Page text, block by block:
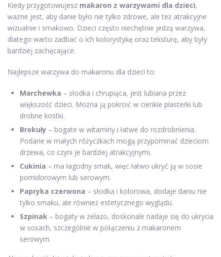
Kiedy przygotowujesz makaron z warzywami dla dzieci,
ważne jest, aby danie było nie tylko zdrowe, ale też atrakcyjne
wizualnie i smakowo. Dzieci często niechętnie jedzą warzywa,
dlatego warto zadbać o ich kolorystykę oraz teksturę, aby były
bardziej zachęcające.
Najlepsze warzywa do makaronu dla dzieci to:
Marchewka – słodka i chrupiąca, jest lubiana przez
większość dzieci. Można ją pokroić w cienkie plasterki lub
drobne kostki.
Brokuły – bogate w witaminy i łatwe do rozdrobnienia.
Podane w małych różyczkach mogą przypominać dzieciom
drzewa, co czyni je bardziej atrakcyjnymi.
Cukinia – ma łagodny smak, więc łatwo ukryć ją w sosie
pomidorowym lub serowym.
Papryka czerwona – słodka i kolorowa, dodaje daniu nie
tylko smaku, ale również estetycznego wyglądu.
Szpinak – bogaty w żelazo, doskonale nadaje się do ukrycia
w sosach, szczególnie w połączeniu z makaronem
serowym.